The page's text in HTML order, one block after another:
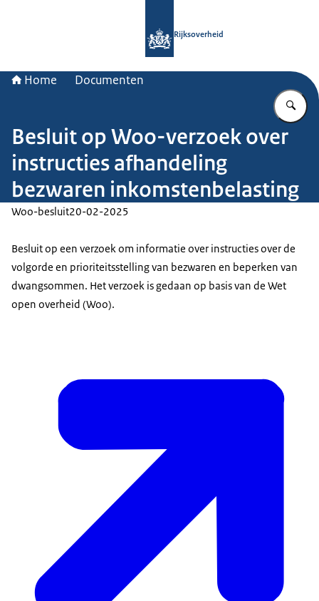
Rijksoverheid
Home Documenten
Besluit op Woo-verzoek over
instructies afhandeling
bezwaren inkomstenbelasting
Woo-besluit20-02-2025
Besluit op een verzoek om informatie over instructies over de
volgorde en prioriteitsstelling van bezwaren en beperken van
dwangsommen. Het verzoek is gedaan op basis van de Wet
open overheid (Woo).